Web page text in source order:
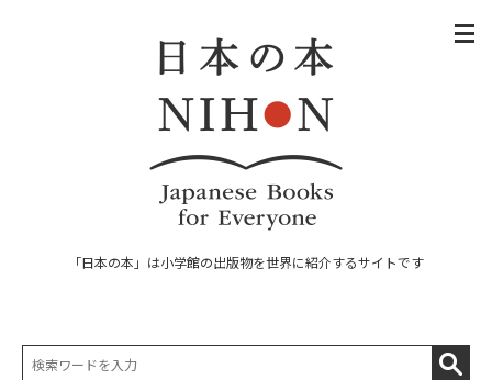
「日本の本」は小学館の出版物を世界に紹介するサイトです